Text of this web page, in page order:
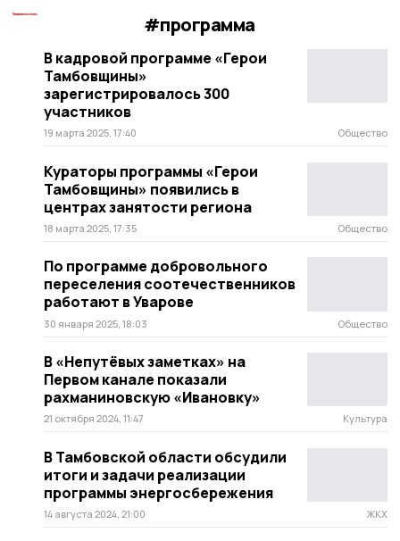
#программа
В кадровой программе «Герои
Тамбовщины»
зарегистрировалось 300
участников
19 марта 2025, 17:40 Общество
Кураторы программы «Герои
Тамбовщины» появились в
центрах занятости региона
18 марта 2025, 17:35 Общество
По программе добровольного
переселения соотечественников
работают в Уварове
30 января 2025, 18:03 Общество
В «Непутёвых заметках» на
Первом канале показали
рахманиновскую «Ивановку»
21 октября 2024, 11:47 Культура
В Тамбовской области обсудили
итоги и задачи реализации
программы энергосбережения
14 августа 2024, 21:00 ЖКХ